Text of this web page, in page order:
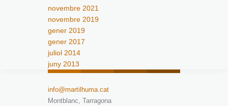
novembre 2021
novembre 2019
gener 2019
gener 2017
juliol 2014
juny 2013
info@martilhuma.cat
Montblanc, Tarragona